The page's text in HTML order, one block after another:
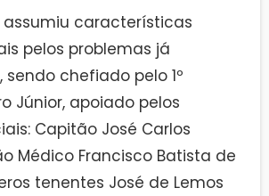
características
pelos problemas já
chefiado pelo 1º
Júnior, apoiado pelos
Capitão José Carlos
Médico Francisco Batista de
tenentes José de Lemos